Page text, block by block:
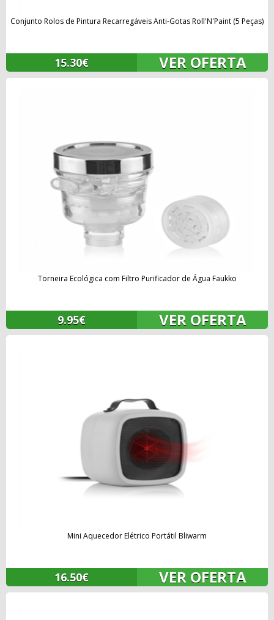
Conjunto Rolos de Pintura Recarregáveis Anti-Gotas Roll'N'Paint (5 Peças)
15.30€ VER OFERTA
Torneira Ecológica com Filtro Purificador de Água Faukko
9.95€ VER OFERTA
Mini Aquecedor Elétrico Portátil Bliwarm
16.50€ VER OFERTA